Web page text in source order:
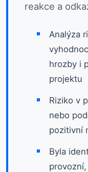
reakce a
Analýza
hrozby i
projektu
Riziko v
nebo
pozitivní
Byla